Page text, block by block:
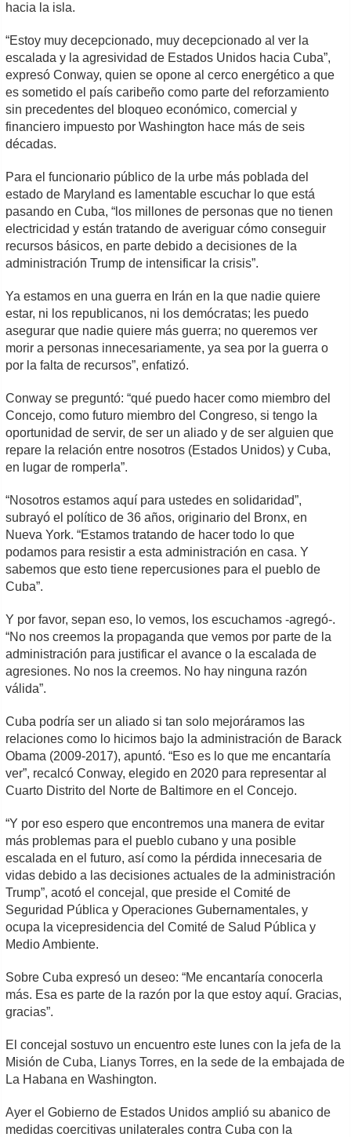
hacia la isla.
“Estoy muy decepcionado, muy decepcionado al ver la
escalada y la agresividad de Estados Unidos hacia Cuba”,
expresó Conway, quien se opone al cerco energético a que
es sometido el país caribeño como parte del reforzamiento
sin precedentes del bloqueo económico, comercial y
financiero impuesto por Washington hace más de seis
décadas.
Para el funcionario público de la urbe más poblada del
estado de Maryland es lamentable escuchar lo que está
pasando en Cuba, “los millones de personas que no tienen
electricidad y están tratando de averiguar cómo conseguir
recursos básicos, en parte debido a decisiones de la
administración Trump de intensificar la crisis”.
Ya estamos en una guerra en Irán en la que nadie quiere
estar, ni los republicanos, ni los demócratas; les puedo
asegurar que nadie quiere más guerra; no queremos ver
morir a personas innecesariamente, ya sea por la guerra o
por la falta de recursos”, enfatizó.
Conway se preguntó: “qué puedo hacer como miembro del
Concejo, como futuro miembro del Congreso, si tengo la
oportunidad de servir, de ser un aliado y de ser alguien que
repare la relación entre nosotros (Estados Unidos) y Cuba,
en lugar de romperla”.
“Nosotros estamos aquí para ustedes en solidaridad”,
subrayó el político de 36 años, originario del Bronx, en
Nueva York. “Estamos tratando de hacer todo lo que
podamos para resistir a esta administración en casa. Y
sabemos que esto tiene repercusiones para el pueblo de
Cuba”.
Y por favor, sepan eso, lo vemos, los escuchamos -agregó-.
“No nos creemos la propaganda que vemos por parte de la
administración para justificar el avance o la escalada de
agresiones. No nos la creemos. No hay ninguna razón
válida”.
Cuba podría ser un aliado si tan solo mejoráramos las
relaciones como lo hicimos bajo la administración de Barack
Obama (2009-2017), apuntó. “Eso es lo que me encantaría
ver”, recalcó Conway, elegido en 2020 para representar al
Cuarto Distrito del Norte de Baltimore en el Concejo.
“Y por eso espero que encontremos una manera de evitar
más problemas para el pueblo cubano y una posible
escalada en el futuro, así como la pérdida innecesaria de
vidas debido a las decisiones actuales de la administración
Trump”, acotó el concejal, que preside el Comité de
Seguridad Pública y Operaciones Gubernamentales, y
ocupa la vicepresidencia del Comité de Salud Pública y
Medio Ambiente.
Sobre Cuba expresó un deseo: “Me encantaría conocerla
más. Esa es parte de la razón por la que estoy aquí. Gracias,
gracias”.
El concejal sostuvo un encuentro este lunes con la jefa de la
Misión de Cuba, Lianys Torres, en la sede de la embajada de
La Habana en Washington.
Ayer el Gobierno de Estados Unidos amplió su abanico de
medidas coercitivas unilaterales contra Cuba con la